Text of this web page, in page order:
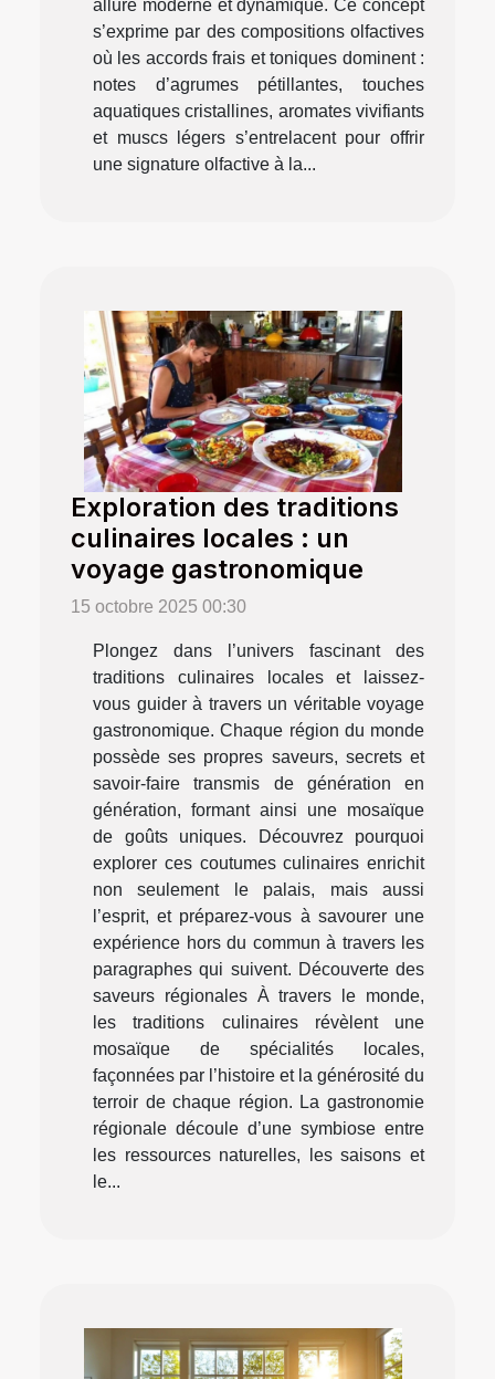
allure moderne et dynamique. Ce concept
s’exprime par des compositions olfactives
où les accords frais et toniques dominent :
notes d’agrumes pétillantes, touches
aquatiques cristallines, aromates vivifiants
et muscs légers s’entrelacent pour offrir
une signature olfactive à la...
Exploration des traditions
culinaires locales : un
voyage gastronomique
15 octobre 2025 00:30
Plongez dans l’univers fascinant des
traditions culinaires locales et laissez-
vous guider à travers un véritable voyage
gastronomique. Chaque région du monde
possède ses propres saveurs, secrets et
savoir-faire transmis de génération en
génération, formant ainsi une mosaïque
de goûts uniques. Découvrez pourquoi
explorer ces coutumes culinaires enrichit
non seulement le palais, mais aussi
l’esprit, et préparez-vous à savourer une
expérience hors du commun à travers les
paragraphes qui suivent. Découverte des
saveurs régionales À travers le monde,
les traditions culinaires révèlent une
mosaïque de spécialités locales,
façonnées par l’histoire et la générosité du
terroir de chaque région. La gastronomie
régionale découle d’une symbiose entre
les ressources naturelles, les saisons et
le...